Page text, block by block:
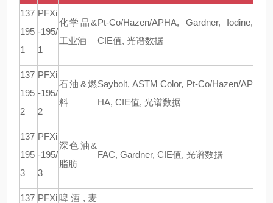
137
195
1
PFXi
-195/
1
化学品&
工业油
Pt-Co/Hazen/APHA, Gardner, Iodine,
CIE值, 光谱数据
137
195
2
PFXi
-195/
2
石油 &燃
料
Saybolt, ASTM Color, Pt-Co/Hazen/AP
HA, CIE值, 光谱数据
137
195
3
PFXi
-195/
3
深色油&
脂肪
FAC, Gardner, CIE值, 光谱数据
137 PFXi啤酒 , 麦